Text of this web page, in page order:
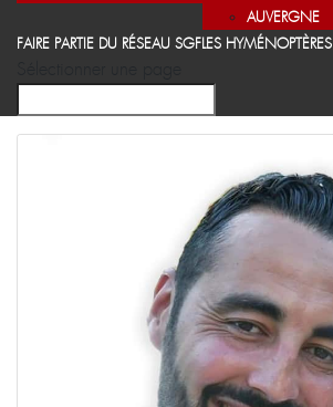
AUVERGNE
FAIRE PARTIE DU RÉSEAU SGFLES HYMÉNOPTÈRES